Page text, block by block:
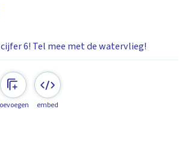
6! Tel mee met de watervlieg!
embed